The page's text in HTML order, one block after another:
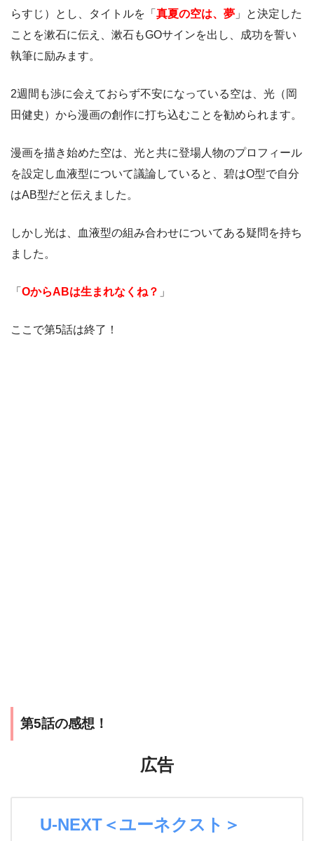
らすじ）とし、タイトルを「 真夏の空は、夢 」と決定した
ことを漱石に伝え、漱石もGOサインを出し、成功を誓い
執筆に励みます。
2週間も渉に会えておらず不安になっている空は、光（岡
田健史）から漫画の創作に打ち込むことを勧められます。
漫画を描き始めた空は、光と共に登場人物のプロフィール
を設定し血液型について議論していると、碧はO型で自分
はAB型だと伝えました。
しかし光は、血液型の組み合わせについてある疑問を持ち
ました。
「 OからABは生まれなくね？ 」
ここで第5話は終了！
第5話の感想！
広告
U-NEXT＜ユーネクスト＞